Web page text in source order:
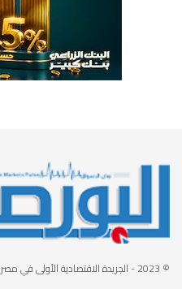
© 2023 - الجريدة الاقتصادية الأولى في مصر